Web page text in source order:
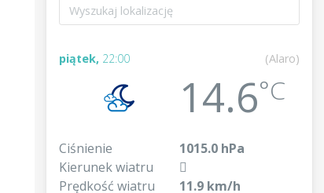
piątek, 22:00 (Alaro)
14.6°C
Ciśnienie
1015.0 hPa
Kierunek wiatru
Prędkość wiatru
11.9 km/h